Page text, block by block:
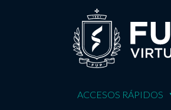
ACCESOS RÁPIDOS